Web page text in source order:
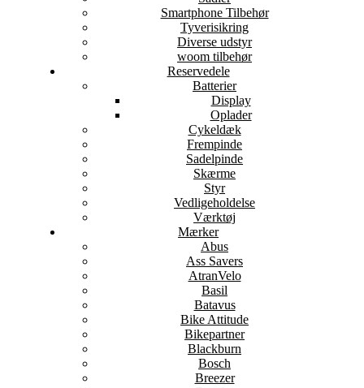
Smartphone Tilbehør
Tyverisikring
Diverse udstyr
woom tilbehør
Reservedele
Batterier
Display
Oplader
Cykeldæk
Frempinde
Sadelpinde
Skærme
Styr
Vedligeholdelse
Værktøj
Mærker
Abus
Ass Savers
AtranVelo
Basil
Batavus
Bike Attitude
Bikepartner
Blackburn
Bosch
Breezer